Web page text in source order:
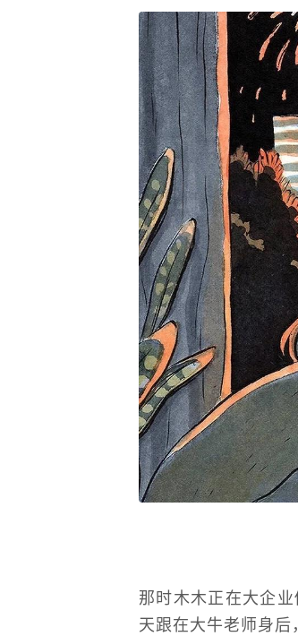
那时木木正在大企
天跟在大牛老师身后